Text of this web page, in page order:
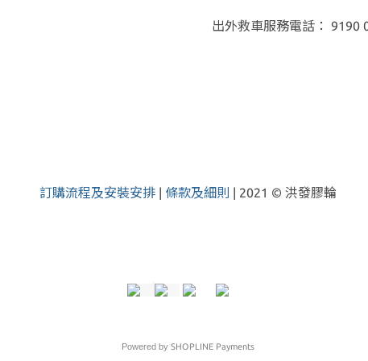
出外救車服務電話： 9190
訂購流程及安裝安排| 條款及細則 | 2021 © 洪發膠輪
Powered by SHOPLINE Payments